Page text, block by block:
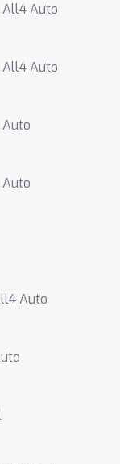
All4 Auto
All4 Auto
Auto
Auto
Auto